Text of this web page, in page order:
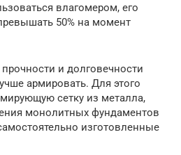
влагомером, его
50% на момент
и долговечности
армировать. Для этого
сетку из металла,
монолитных фундаментов
изготовленные